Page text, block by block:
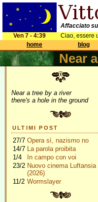
Affacciato
Ven 7 - 4:39
Ciao, essere
home
blog
Near
Near a tree by a river
there's a hole in the ground
ULTIMI POST
27/7 Opera sì, nazismo no
14/7 La parola proibita
1/4
In campo con voi
23/2 Nuovo cinema Luftansia
(2026)
11/2 Wormslayer